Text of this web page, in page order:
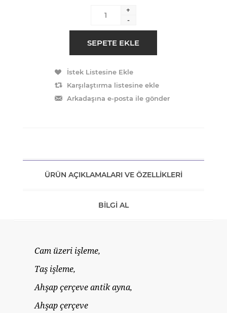
+
-
ÜRÜN AÇIKLAMALARI VE ÖZELLIKLERI
BILGI AL
Cam üzeri işleme,
Taş işleme,
Ahşap çerçeve antik ayna,
Ahşap çerçeve